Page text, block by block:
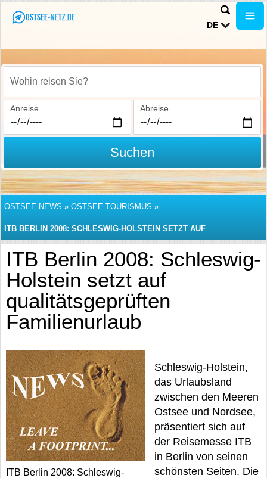
DE
Wohin reisen Sie?
Anreise Abreise
Suchen
OSTSEE-NEWS » OSTSEE-TOURISMUS »
ITB BERLIN 2008: SCHLESWIG-HOLSTEIN SETZT AUF
QUALITÄTSGEPRÜFTEN FAMILIENURLAUB
ITB Berlin 2008: Schleswig-
Holstein setzt auf
qualitätsgeprüften
Familienurlaub
ITB Berlin 2008: Schleswig-
Schleswig-Holstein,
das Urlaubsland
zwischen den Meeren
Ostsee und Nordsee,
präsentiert sich auf
der Reisemesse ITB
in Berlin von seinen
schönsten Seiten. Die